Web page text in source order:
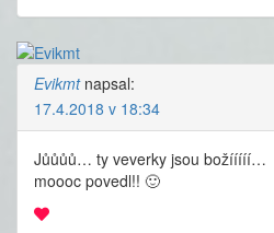
Evikmt napsal:
17.4.2018 v 18:34
Jůůůů… ty veverky jsou božííííí…
moooc povedl!! 🙂